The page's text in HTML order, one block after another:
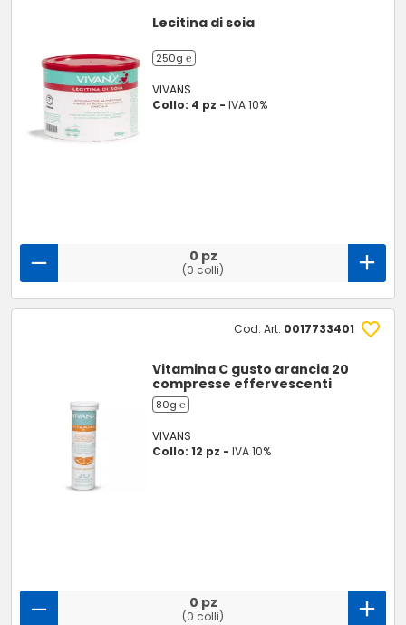
Lecitina di soia
250g ℮
VIVANS
Collo: 4 pz -IVA 10%
0 pz
(0 colli)
Cod. Art. 0017733401
Vitamina C gusto arancia 20
compresse effervescenti
80g ℮
VIVANS
Collo: 12 pz -IVA 10%
0 pz
(0 colli)